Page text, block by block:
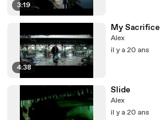
3:19
4:38
My Sacrifice
Alex
il y a 20 ans
Slide
Alex
il y a 20 ans